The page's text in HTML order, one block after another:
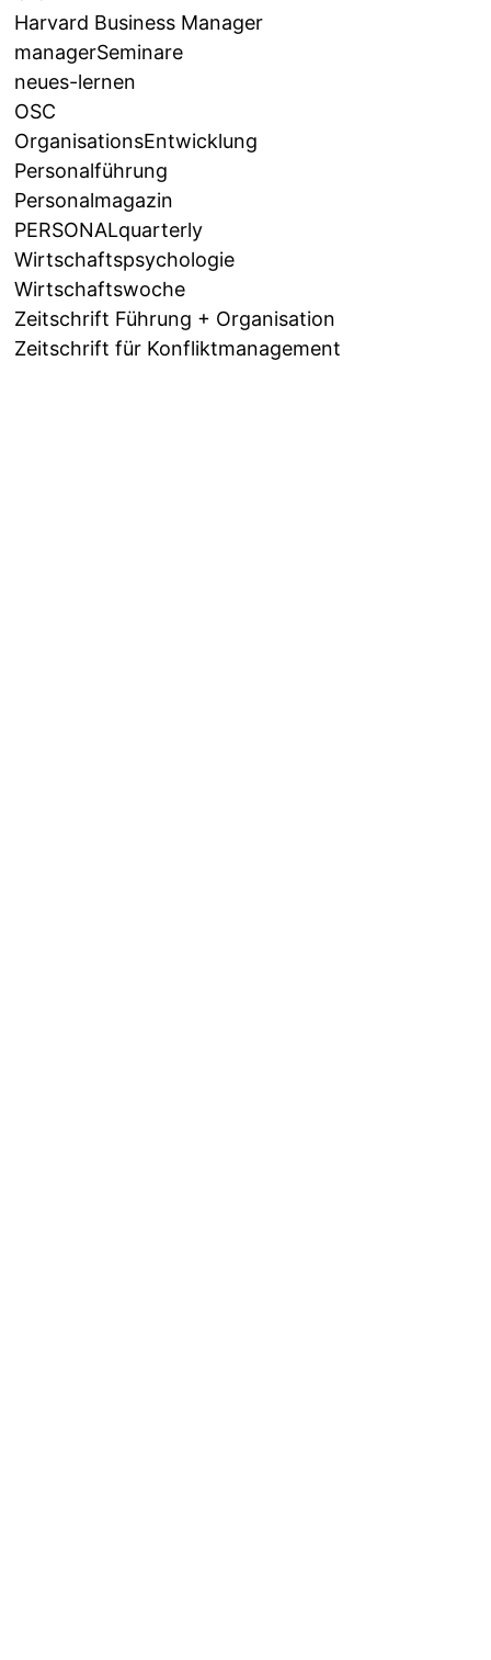
Harvard Business Manager
managerSeminare
neues-lernen
OSC
OrganisationsEntwicklung
Personalführung
Personalmagazin
PERSONALquarterly
Wirtschaftspsychologie
Wirtschaftswoche
Zeitschrift Führung + Organisation
Zeitschrift für Konfliktmanagement